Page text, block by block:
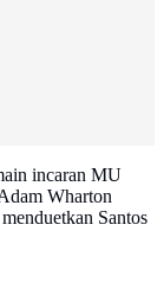
incaran MU
Wharton
Santos